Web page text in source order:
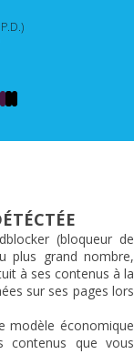
(bloqueur de
plus grand nombre,
à ses contenus à la
sur ses pages lors
modèle économique
contenus que vous